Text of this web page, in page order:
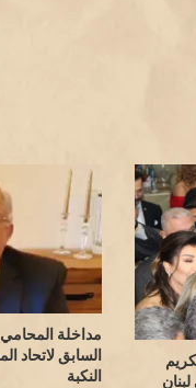
مداخلة
السابق لاتحاد
النكبة